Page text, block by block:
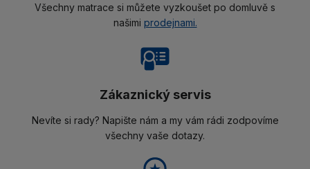
Všechny matrace si můžete vyzkoušet po domluvě s
našimi prodejnami.
Zákaznický servis
Nevíte si rady? Napište nám a my vám rádi zodpovíme
všechny vaše dotazy.